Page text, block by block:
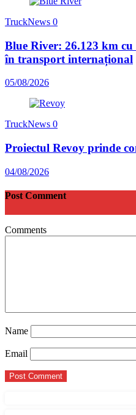
TruckNews 0
Blue River: 26.123 km
în transport internațional
05/08/2026
TruckNews 0
Proiectul Revoy prinde
04/08/2026
Post Comment
Comments
Name
Email